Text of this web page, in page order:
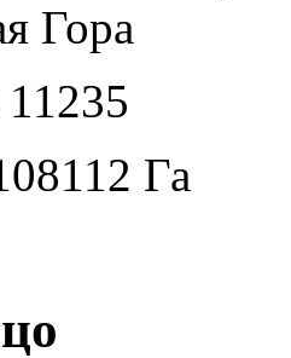
Гора
11235
Га